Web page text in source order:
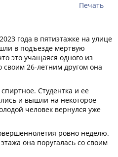
Печать
года в пятиэтажке на улице
в подъезде мертвую
это учащаяся одного из
своим 26-летним другом она
Студентка и ее
и вышли на некоторое
человек вернулся уже
ровно неделю.
она поругалась со своим